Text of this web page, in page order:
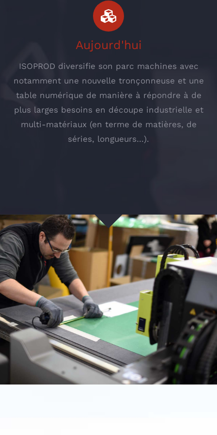
Aujourd'hui
ISOPROD diversifie son parc machines avec
notamment une nouvelle tronçonneuse et une
table numérique de manière à répondre à de
plus larges besoins en découpe industrielle et
multi-matériaux (en terme de matières, de
séries, longueurs…).